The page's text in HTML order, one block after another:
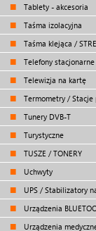
Tablety - akcesoria
Taśma izolacyjna
Taśma klejąca /
Telefony stacjonarne
Telewizja na kartę
Termometry / Stacje
Tunery DVB-T
Turystyczne
TUSZE / TONERY
Uchwyty
UPS / Stabilizatory
Urządzenia
Urządzenia